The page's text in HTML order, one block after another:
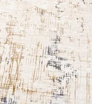
web à comprendre
sur les sites web. Le
plus précieuses pour